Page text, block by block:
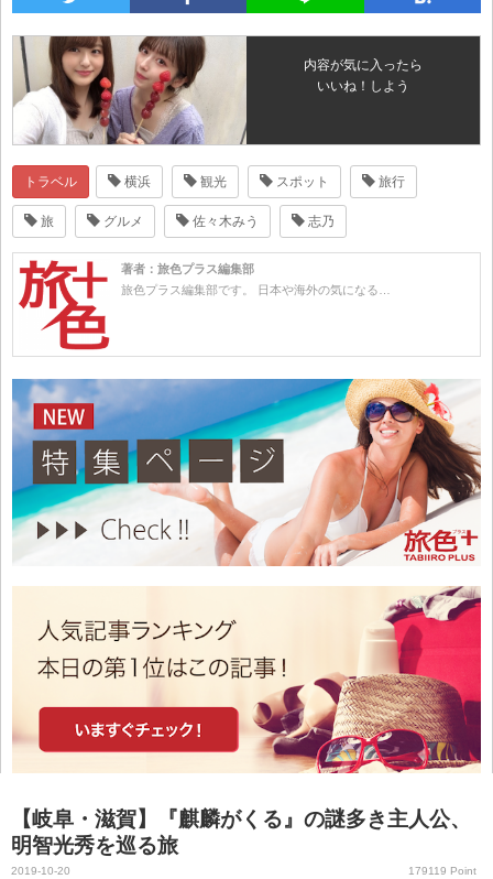
内容が気に入ったら
いいね！しよう
トラベル 横浜 観光 スポット 旅行
旅 グルメ 佐々木みう 志乃
著者：旅色プラス編集部
旅色プラス編集部です。 日本や海外の気になる…
【岐阜・滋賀】『麒麟がくる』の謎多き主人公、
明智光秀を巡る旅
2019-10-20 179119 Point